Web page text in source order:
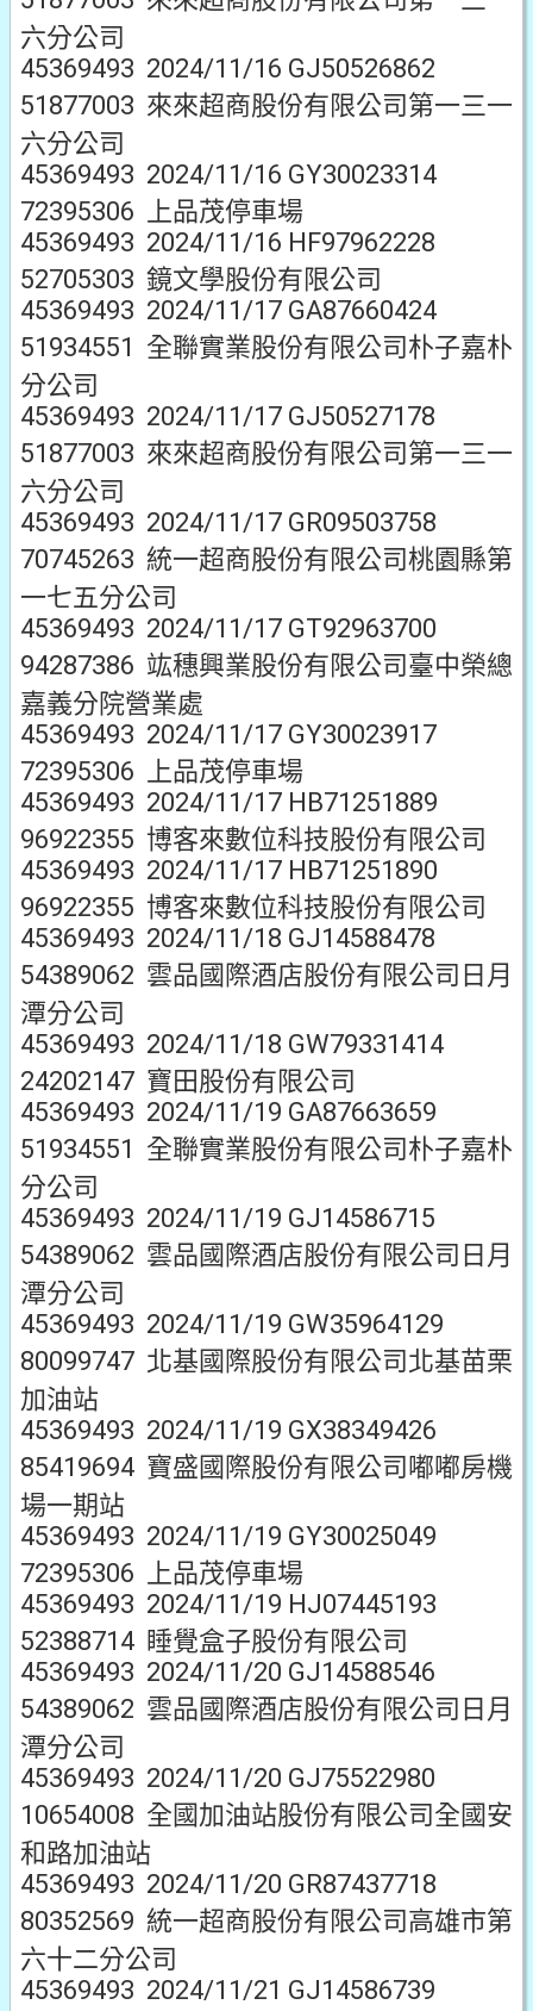
六分公司
45369493 2024/11/16 GJ50526862
51877003 來來超商股份有限公司第一三一
六分公司
45369493 2024/11/16 GY30023314
72395306 上品茂停車場
45369493 2024/11/16 HF97962228
52705303 鏡文學股份有限公司
45369493 2024/11/17 GA87660424
51934551 全聯實業股份有限公司朴子嘉朴
分公司
45369493 2024/11/17 GJ50527178
51877003 來來超商股份有限公司第一三一
六分公司
45369493 2024/11/17 GR09503758
70745263 統一超商股份有限公司桃園縣第
一七五分公司
45369493 2024/11/17 GT92963700
94287386 竑穗興業股份有限公司臺中榮總
嘉義分院營業處
45369493 2024/11/17 GY30023917
72395306 上品茂停車場
45369493 2024/11/17 HB71251889
96922355 博客來數位科技股份有限公司
45369493 2024/11/17 HB71251890
96922355 博客來數位科技股份有限公司
45369493 2024/11/18 GJ14588478
54389062 雲品國際酒店股份有限公司日月
潭分公司
45369493 2024/11/18 GW79331414
24202147 寶田股份有限公司
45369493 2024/11/19 GA87663659
51934551 全聯實業股份有限公司朴子嘉朴
分公司
45369493 2024/11/19 GJ14586715
54389062 雲品國際酒店股份有限公司日月
潭分公司
45369493 2024/11/19 GW35964129
80099747 北基國際股份有限公司北基苗栗
加油站
45369493 2024/11/19 GX38349426
85419694 寶盛國際股份有限公司嘟嘟房機
場一期站
45369493 2024/11/19 GY30025049
72395306 上品茂停車場
45369493 2024/11/19 HJ07445193
52388714 睡覺盒子股份有限公司
45369493 2024/11/20 GJ14588546
54389062 雲品國際酒店股份有限公司日月
潭分公司
45369493 2024/11/20 GJ75522980
10654008 全國加油站股份有限公司全國安
和路加油站
45369493 2024/11/20 GR87437718
80352569 統一超商股份有限公司高雄市第
六十二分公司
45369493 2024/11/21 GJ14586739